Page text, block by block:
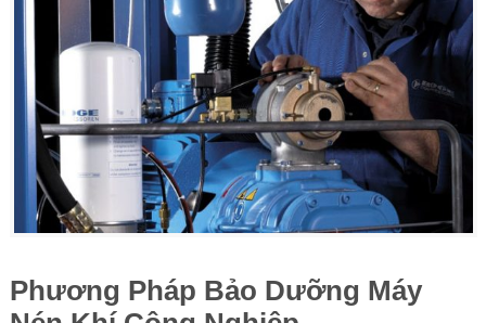
Phương Pháp Bảo Dưỡng Máy